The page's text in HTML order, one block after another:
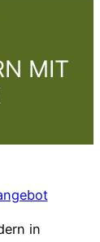
MIT
in